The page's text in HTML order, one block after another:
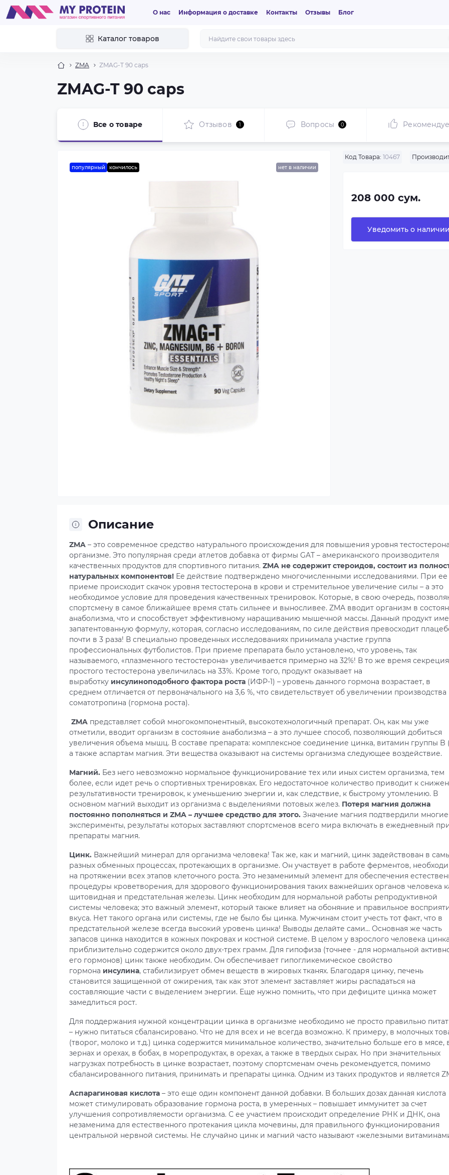
О нас Информация о доставке Контакты Отзывы Блог
Каталог товаров
ZMA ZMAG-T 90 caps
ZMAG-T 90 caps
Все о товаре Отзывов 1 Вопросы 0
популярный кончилось нет в наличии
Код Товара: 10467
208 000 сум.
Уведомить о
Описание
ZMA – это современное средство натурального происхождения для повышения уровня
организме. Это популярная среди атлетов добавка от фирмы GAT – американского производителя
качественных продуктов для спортивного питания. ZMA не содержит стероидов, состоит из
натуральных компонентов! Ее действие подтверждено многочисленными исследованиями. При ее
приеме происходит скачок уровня тестостерона в крови и стремительное увеличение силы – а это
необходимое условие для проведения качественных тренировок. Которые, в свою очередь,
спортсмену в самое ближайшее время стать сильнее и выносливее. ZMA вводит организм в
анаболизма, что и способствует эффективному наращиванию мышечной массы. Данный продукт
запатентованную формулу, которая, согласно исследованиям, по силе действия превосходит
почти в 3 раза! В специально проведенных исследованиях принимала участие группа
профессиональных футболистов. При приеме препарата было установлено, что уровень, так
называемого, «плазменного тестостерона» увеличивается примерно на 32%! В то же время секреция
простого тестостерона увеличилась на 33%. Кроме того, продукт оказывает на
выработку инсулиноподобного фактора роста (ИФР-1) – уровень данного гормона возрастает, в
среднем отличается от первоначального на 3,6 %, что свидетельствует об увеличении производства
соматотропина (гормона роста).
ZMA представляет собой многокомпонентный, высокотехнологичный препарат. Он, как мы уже
отметили, вводит организм в состояние анаболизма – а это лучшее способ, позволяющий добиться
увеличения объема мышц. В составе препарата: комплексное соединение цинка, витамин группы B
а также аспартам магния. Эти вещества оказывают на системы организма следующее воздействие.
Магний. Без него невозможно нормальное функционирование тех или иных систем организма, тем
более, если идет речь о спортивных тренировках. Его недостаточное количество приводит к
результативности тренировок, к уменьшению энергии и, как следствие, к быстрому утомлению. В
основном магний выходит из организма с выделениями потовых желез. Потеря магния должна
постоянно пополняться и ZMA – лучшее средство для этого. Значение магния подтвердили многие
эксперименты, результаты которых заставляют спортсменов всего мира включать в ежедневный
препараты магния.
Цинк. Важнейший минерал для организма человека! Так же, как и магний, цинк задействован в
разных обменных процессах, протекающих в организме. Он участвует в работе ферментов,
на протяжении всех этапов клеточного роста. Это незаменимый элемент для обеспечения
процедуры кроветворения, для здорового функционирования таких важнейших органов человека
щитовидная и предстательная железы. Цинк необходим для нормальной работы репродуктивной
системы человека; это важный элемент, который также влияет на обоняние и правильное
вкуса. Нет такого органа или системы, где не было бы цинка. Мужчинам стоит учесть тот факт, что в
предстательной железе всегда высокий уровень цинка! Выводы делайте сами... Основная же часть
запасов цинка находится в кожных покровах и костной системе. В целом у взрослого человека
приблизительно содержится около двух-трех грамм. Для гипофиза (точнее - для нормальной
его гормонов) цинк также необходим. Он обеспечивает гипогликемическое свойство
гормона инсулина, стабилизирует обмен веществ в жировых тканях. Благодаря цинку, печень
становится защищенной от ожирения, так как этот элемент заставляет жиры распадаться на
составляющие части с выделением энергии. Еще нужно помнить, что при дефиците цинка может
замедлиться рост.
Для поддержания нужной концентрации цинка в организме необходимо не просто правильно
– нужно питаться сбалансировано. Что не для всех и не всегда возможно. К примеру, в молочных
(творог, молоко и т.д.) цинка содержится минимальное количество, значительно больше его в мясе,
зернах и орехах, в бобах, в морепродуктах, в орехах, а также в твердых сырах. Но при значительных
нагрузках потребность в цинке возрастает, поэтому спортсменам очень рекомендуется, помимо
сбалансированного питания, принимать и препараты цинка. Одним из таких продуктов и является
Аспарагиновая кислота – это еще один компонент данной добавки. В больших дозах данная кислота
может стимулировать образование гормона роста, в умеренных – повышает иммунитет за счет
улучшения сопротивляемости организма. С ее участием происходит определение РНК и ДНК, она
незаменима для естественного протекания цикла мочевины, для правильного функционирования
центральной нервной системы. Не случайно цинк и магний часто называют «железными